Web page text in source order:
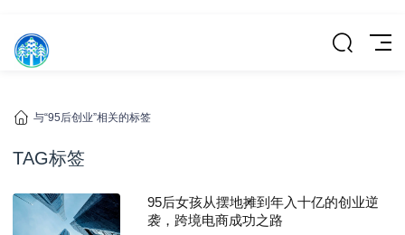
与“95后创业”相关的标签
TAG标签
95后女孩从摆地摊到年入十亿的创业逆
袭，跨境电商成功之路